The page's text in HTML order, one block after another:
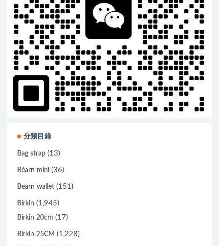
分類目錄
Bag strap (13)
Béarn mini (36)
Bearn wallet (151)
Birkin (1,945)
Birkin 20cm (17)
Birkin 25CM (1,228)